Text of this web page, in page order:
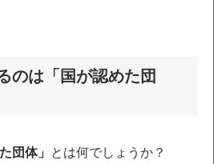
のは「国が認めた団
団体」 とは何でしょうか？